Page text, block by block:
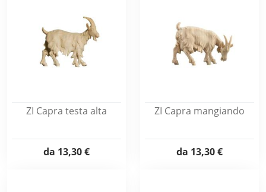
ZI Capra testa alta
da 13,30 €
ZI Capra mangiando
da 13,30 €